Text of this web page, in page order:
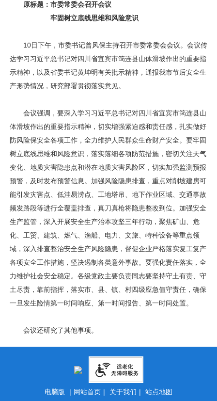
原标题：市委常委会召开会议
牢固树立底线思维和风险意识
10日下午，市委书记曾风保主持召开市委常委会会议。会议传
达学习习近平总书记对四川省宜宾市筠连县山体滑坡作出的重要指
示精神，以及省委书记黄坤明有关批示精神，通报我市节后安全生
产形势情况，研究部署贯彻落实意见。
会议强调，要深入学习习近平总书记对四川省宜宾市筠连县山
体滑坡作出的重要指示精神，切实增强紧迫感和责任感，扎实做好
防风险保安全各项工作，全力维护人民群众生命财产安全。要牢固
树立底线思维和风险意识，落实落细各项防范措施，密切关注天气
变化、地质灾害隐患点和潜在地质灾害风险区，切实加强监测预报
预警，及时发布预警信息。加强风险隐患排查，重点对削坡建房可
能引发灾害点、低洼易涝点、工地塔吊、地下作业区域、交通事故
频发路段等进行全覆盖排查，真刀真枪将隐患整改到位。加强安全
生产监管，深入开展安全生产治本攻坚三年行动，聚焦矿山、危
化、工贸、建筑、燃气、渔船、电力、文旅、特种设备等重点领
域，深入排查整治安全生产风险隐患，督促企业严格落实复工复产
各项安全工作措施，坚决遏制各类意外事故。要强化责任落实，全
力维护社会安全稳定。各级党政主要负责同志要坚持守土有责、守
土尽责，靠前指挥，落实市、县、镇、村四级应急值守责任，确保
一旦发生险情第一时间响应、第一时间报告、第一时间处置。
会议还研究了其他事项。
电脑版 | 网站首页 | 关于我们 | 站点地图